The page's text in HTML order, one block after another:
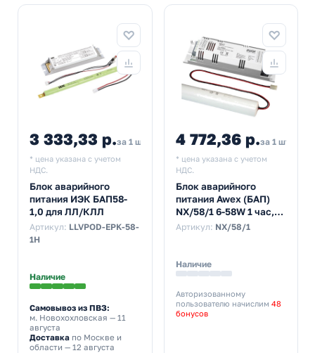
3 333,33 р.за 1 шт
* цена указана с учетом
НДС.
Блок аварийного
питания ИЭК БАП58-
1,0 для ЛЛ/КЛЛ
Артикул: LLVPOD-EPK-58-
1H
Наличие
Самовывоз из ПВЗ:
м. Новохохловская — 11
августа
Доставка по Москве и
области — 12 августа
4 772,36 р.за 1 шт
* цена указана с учетом
НДС.
Блок аварийного
питания Awex (БАП)
NX/58/1 6-58W 1 час,
Ni-CD 4.8V 1.5Ah
Артикул: NX/58/1
Наличие
Авторизованному
пользователю начислим 48
бонусов